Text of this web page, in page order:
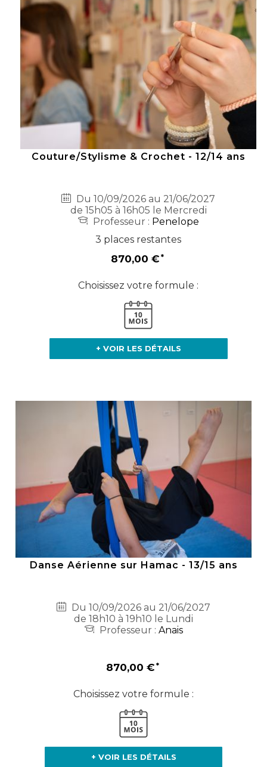
Couture/Stylisme & Crochet - 12/14 ans
Du 10/09/2026 au 21/06/2027
de 15h05 à 16h05 le Mercredi
Professeur : Penelope
3 places restantes
870,00 €
Choisissez votre formule :
+ VOIR LES DÉTAILS
Danse Aérienne sur Hamac - 13/15 ans
Du 10/09/2026 au 21/06/2027
de 18h10 à 19h10 le Lundi
Professeur : Anais
870,00 €
Choisissez votre formule :
+ VOIR LES DÉTAILS